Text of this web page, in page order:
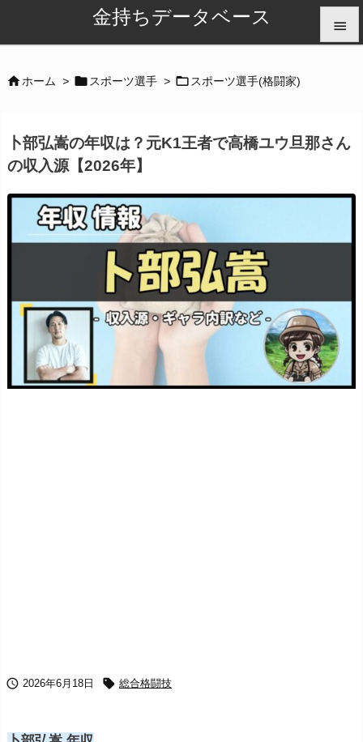
金持ちデータベース 


ホーム >  スポーツ選手 >  スポーツ選手(格闘家)
卜部弘嵩の年収は？元K1王者で高橋ユウ旦那さん
の収入源【2026年】
 2026年6月18日  総合格闘技